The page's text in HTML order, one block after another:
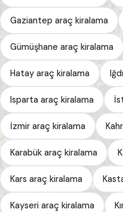
Gaziantep araç kiralama
Gümüşhane araç kiralama
Hatay araç kiralama
Isparta araç kiralama
İzmir araç kiralama
Karabük araç kiralama
Kars araç kiralama
Kayseri araç kiralama